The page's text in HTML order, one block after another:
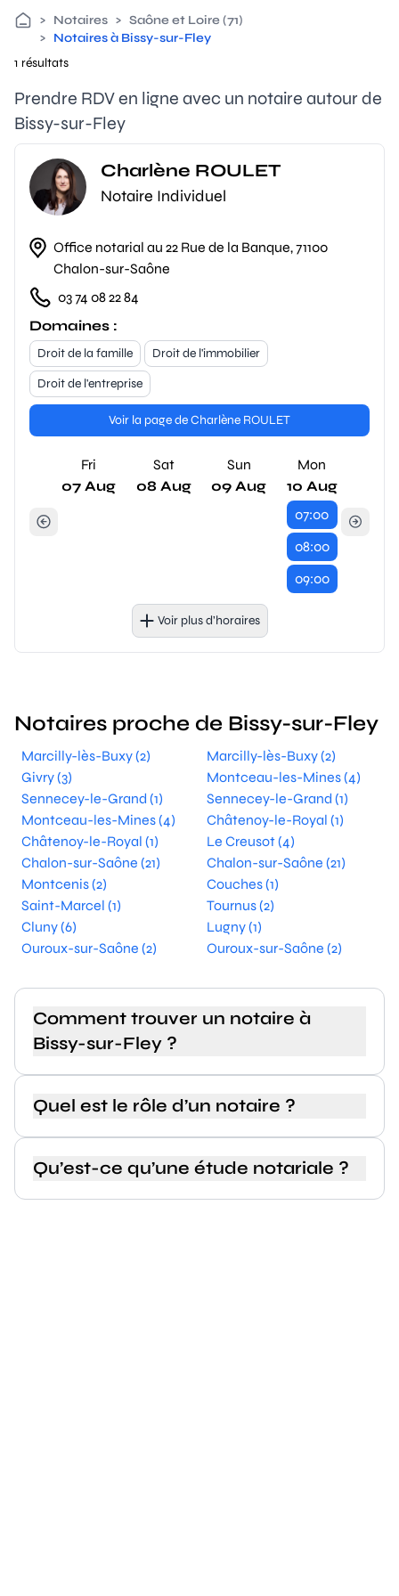
> Notaires > Saône et Loire (71)
> Notaires à Bissy-sur-Fley
1 résultats
Prendre RDV en ligne avec un notaire autour de
Bissy-sur-Fley
Charlène ROULET
Notaire Individuel
Office notarial au 22 Rue de la Banque, 71100
Chalon-sur-Saône
03 74 08 22 84
Domaines :
Droit de la famille
Droit de l'immobilier
Droit de l'entreprise
Voir la page de Charlène ROULET
Fri
07 Aug
Sat
08 Aug
Sun
09 Aug
Mon
10 Aug
07:00
08:00
09:00
Voir plus d’horaires
Notaires proche de Bissy-sur-Fley
Marcilly-lès-Buxy (2)
Marcilly-lès-Buxy (2)
Givry (3)
Montceau-les-Mines (4)
Sennecey-le-Grand (1)
Sennecey-le-Grand (1)
Montceau-les-Mines (4)
Châtenoy-le-Royal (1)
Châtenoy-le-Royal (1)
Le Creusot (4)
Chalon-sur-Saône (21)
Chalon-sur-Saône (21)
Montcenis (2)
Couches (1)
Saint-Marcel (1)
Tournus (2)
Cluny (6)
Lugny (1)
Ouroux-sur-Saône (2)
Ouroux-sur-Saône (2)
Comment trouver un notaire à
Bissy-sur-Fley ?
Quel est le rôle d’un notaire ?
Qu’est-ce qu’une étude notariale ?